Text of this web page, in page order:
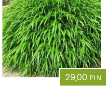
29,00 PLN